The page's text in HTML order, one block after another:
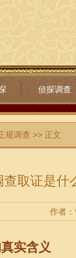
侦探调查
规调查 >> 正文
查取证是什
作者
实含义